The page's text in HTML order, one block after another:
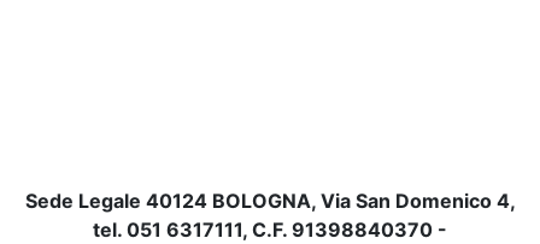
Sede Legale 40124 BOLOGNA, Via San Domenico 4,
tel. 051 6317111, C.F. 91398840370 -